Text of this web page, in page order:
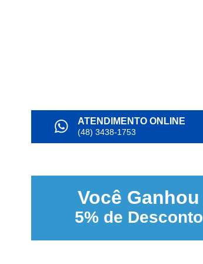
ATENDIMENTO ONLINE
(48) 3438-1753
Você Ganhou
5%de Desconto